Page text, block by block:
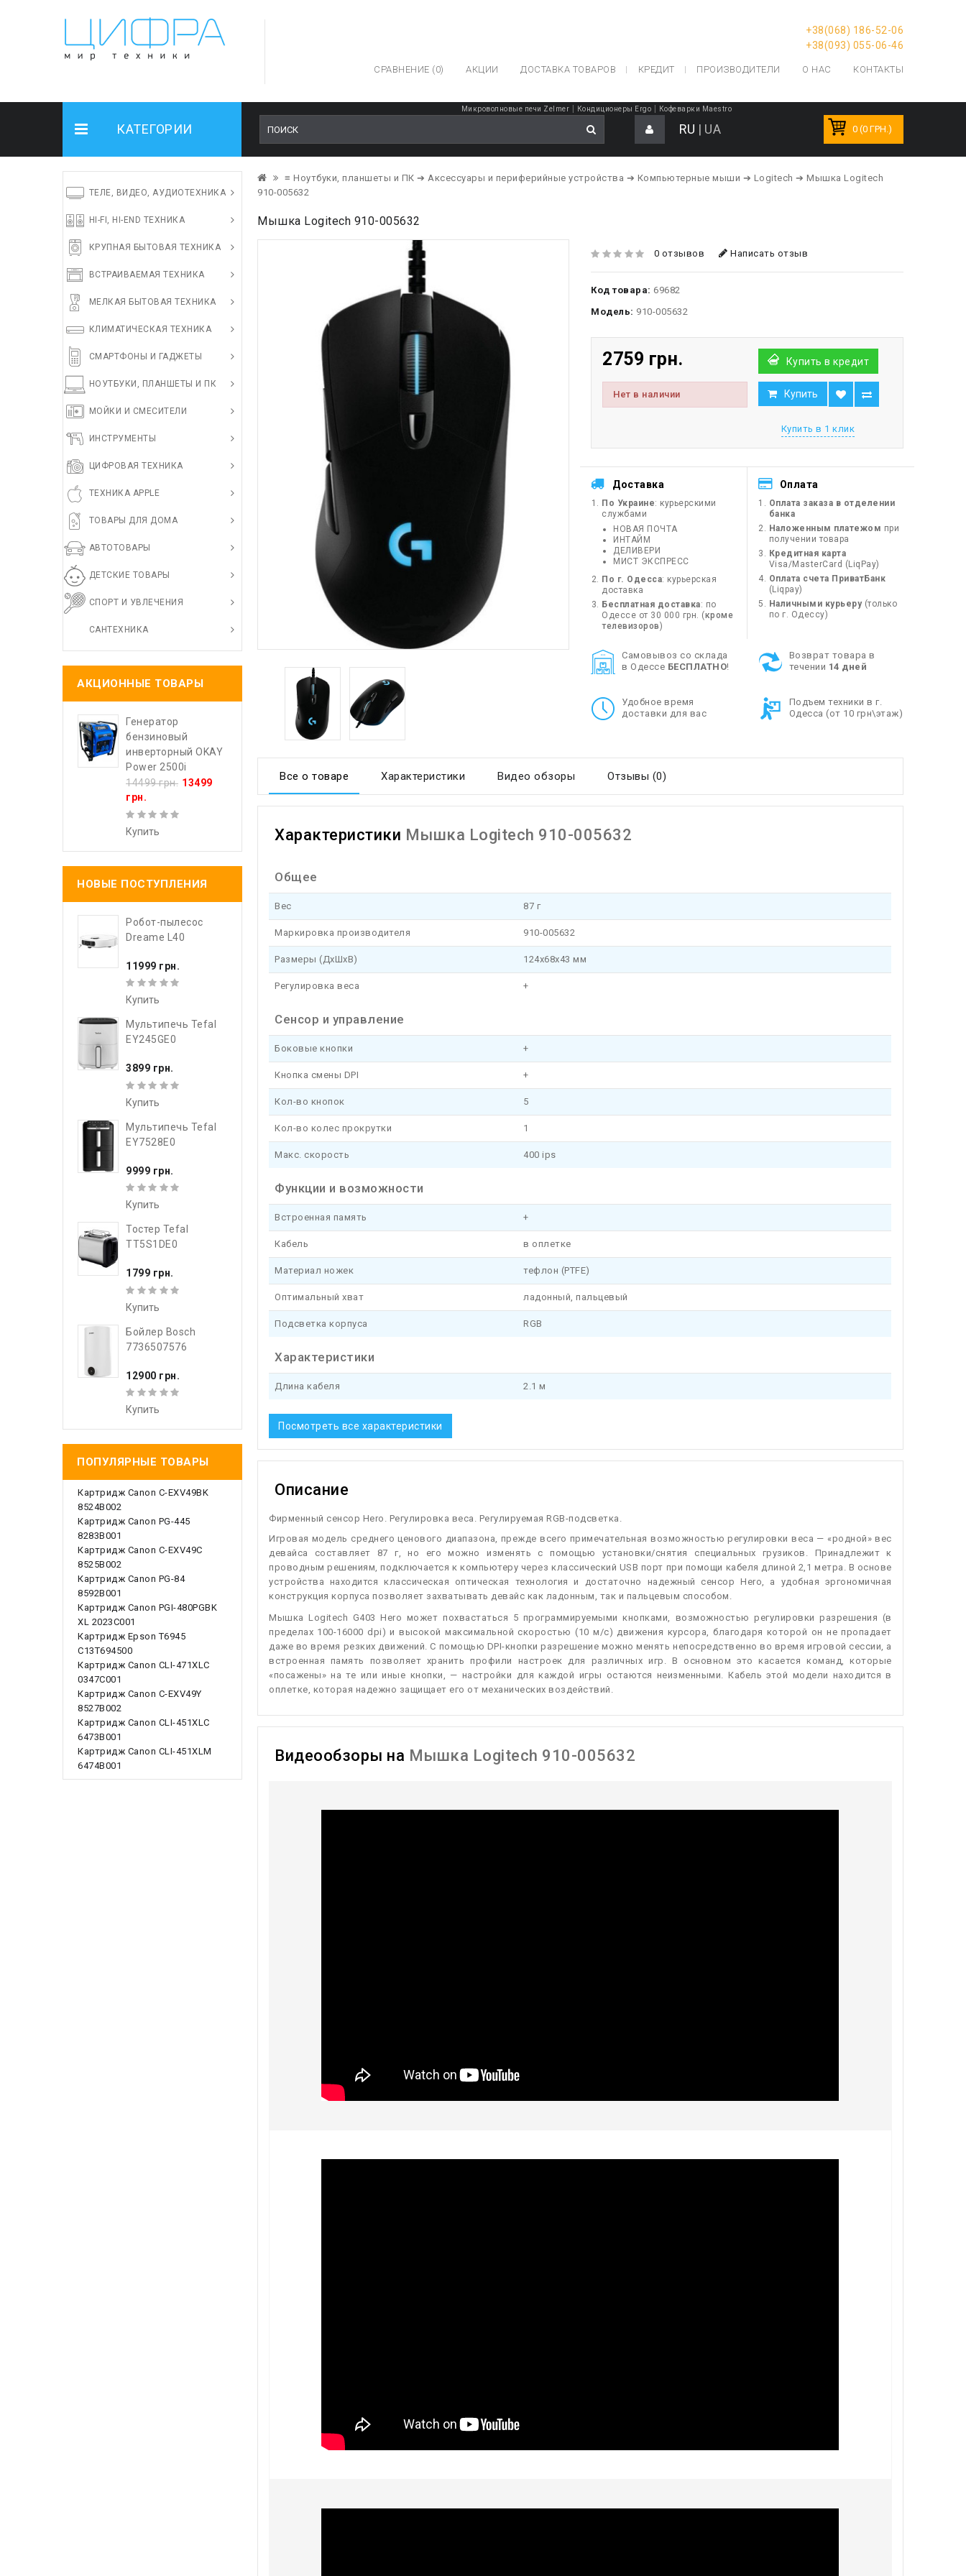
+38(068) 186-52-06
+38(093) 055-06-46
СРАВНЕНИЕ (0) АКЦИИ ДОСТАВКА ТОВАРОВ КРЕДИТ ПРОИЗВОДИТЕЛИ О НАС КОНТАКТЫ
КАТЕГОРИИ
Микроволновые печи Zelmer Кондиционеры Ergo Кофеварки Maestro
RU | UA 0 (0 ГРН.)
ТЕЛЕ, ВИДЕО, АУДИОТЕХНИКА
HI-FI, HI-END ТЕХНИКА
КРУПНАЯ БЫТОВАЯ ТЕХНИКА
ВСТРАИВАЕМАЯ ТЕХНИКА
МЕЛКАЯ БЫТОВАЯ ТЕХНИКА
КЛИМАТИЧЕСКАЯ ТЕХНИКА
СМАРТФОНЫ И ГАДЖЕТЫ
НОУТБУКИ, ПЛАНШЕТЫ И ПК
МОЙКИ И СМЕСИТЕЛИ
ИНСТРУМЕНТЫ
ЦИФРОВАЯ ТЕХНИКА
ТЕХНИКА APPLE
ТОВАРЫ ДЛЯ ДОМА
АВТОТОВАРЫ
ДЕТСКИЕ ТОВАРЫ
СПОРТ И УВЛЕЧЕНИЯ
САНТЕХНИКА
АКЦИОННЫЕ ТОВАРЫ
Генератор
бензиновый
инверторный OKAY
Power 2500i
14499 грн. 13499
грн.
Купить
НОВЫЕ ПОСТУПЛЕНИЯ
Робот-пылесос
Dreame L40
11999 грн.
Купить
Мультипечь Tefal
EY245GE0
3899 грн.
Купить
Мультипечь Tefal
EY7528E0
9999 грн.
Купить
Тостер Tefal
TT5S1DE0
1799 грн.
Купить
Бойлер Bosch
7736507576
12900 грн.
Купить
ПОПУЛЯРНЫЕ ТОВАРЫ
Картридж Canon C-EXV49BK
8524B002
Картридж Canon PG-445
8283B001
Картридж Canon C-EXV49C
8525B002
Картридж Canon PG-84
8592B001
Картридж Canon PGI-480PGBK
XL 2023C001
Картридж Epson T6945
C13T694500
Картридж Canon CLI-471XLC
0347C001
Картридж Canon C-EXV49Y
8527B002
Картридж Canon CLI-451XLC
6473B001
Картридж Canon CLI-451XLM
6474B001
≡ Ноутбуки, планшеты и ПК ➔ Аксессуары и периферийные устройства ➔ Компьютерные мыши ➔ Logitech ➔ Мышка Logitech
910-005632
Мышка Logitech 910-005632
0 отзывов Написать отзыв
Код товара: 69682
Модель: 910-005632
2759 грн. Купить в кредит
Нет в наличии Купить
Купить в 1 клик
Доставка
По Украине: курьерскими
службами
НОВАЯ ПОЧТА
ИНТАЙМ
ДЕЛИВЕРИ
МИСТ ЭКСПРЕСС
По г. Одесса: курьерская
доставка
Бесплатная доставка: по
Одессе от 30 000 грн. (кроме
телевизоров)
Оплата
Оплата заказа в отделении
банка
Наложенным платежом при
получении товара
Кредитная карта
Visa/MasterCard (LiqPay)
Оплата счета ПриватБанк
(Liqpay)
Наличными курьеру(только
по г. Одессу)
Cамовывоз со склада
в Одессе БЕСПЛАТНО!
Возврат товара в
течении 14 дней
Удобное время
доставки для вас
Подъем техники в г.
Одесса (от 10 грн\этаж)
Все о товаре Характеристики Видео обзоры Отзывы (0)
Характеристики Мышка Logitech 910-005632
Общее
Вес 87 г
Маркировка производителя 910-005632
Размеры (ДхШхВ) 124x68x43 мм
Регулировка веса +
Сенсор и управление
Боковые кнопки +
Кнопка смены DPI +
Кол-во кнопок 5
Кол-во колес прокрутки 1
Макс. скорость 400 ips
Функции и возможности
Встроенная память +
Кабель в оплетке
Материал ножек тефлон (PTFE)
Оптимальный хват ладонный, пальцевый
Подсветка корпуса RGB
Характеристики
Длина кабеля 2.1 м
Посмотреть все характеристики
Описание
Фирменный сенсор Hero. Регулировка веса. Регулируемая RGB-подсветка.
Игровая модель среднего ценового диапазона, прежде всего примечательная возможностью регулировки веса — «родной» вес
девайса составляет 87 г, но его можно изменять с помощью установки/снятия специальных грузиков. Принадлежит к
проводным решениям, подключается к компьютеру через классический USB порт при помощи кабеля длиной 2,1 метра. В основе
устройства находится классическая оптическая технология и достаточно надежный сенсор Hero, а удобная эргономичная
конструкция корпуса позволяет захватывать девайс как ладонным, так и пальцевым способом.
Мышка Logitech G403 Hero может похвастаться 5 программируемыми кнопками, возможностью регулировки разрешения (в
пределах 100-16000 dpi) и высокой максимальной скоростью (10 м/с) движения курсора, благодаря которой он не пропадает
даже во время резких движений. С помощью DPI-кнопки разрешение можно менять непосредственно во время игровой сессии, а
встроенная память позволяет хранить профили настроек для различных игр. В основном это касается команд, которые
«посажены» на те или иные кнопки, — настройки для каждой игры остаются неизменными. Кабель этой модели находится в
оплетке, которая надежно защищает его от механических воздействий.
Видеообзоры на Мышка Logitech 910-005632